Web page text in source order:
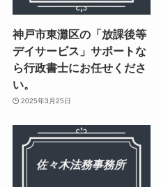
神戸市東灘区の「放課後等
デイサービス」サポートな
ら行政書士にお任せくださ
い。
2025年3月25日